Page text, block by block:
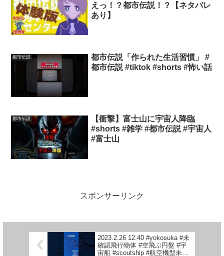
えっ！？都市伝説！？【ネタバレ
あり】
都市伝説
都市伝説「作られた生活習慣」 #
都市伝説 #tiktok #shorts #怖い話
都市伝説
【衝撃】富士山に宇宙人降臨
#shorts #雑学 #都市伝説 #宇宙人
#富士山
スポンサーリンク
2023.2.26 12.40 #yokosuka #未
確認飛行物体 #空飛ぶ円盤 #宇
宙船 #scoutship #航空機型未確